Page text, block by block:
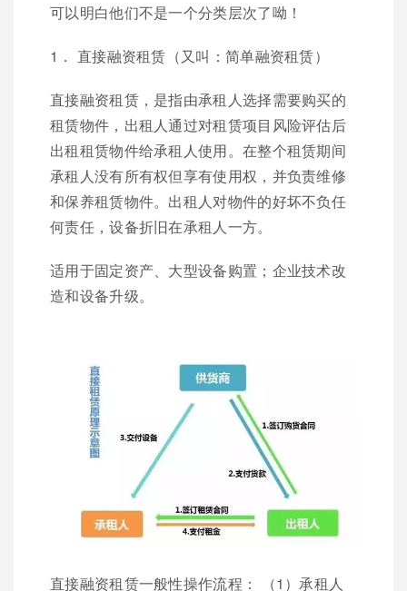
可以明白他们不是一个分类层次了呦！
1． 直接融资租赁（又叫：简单融资租赁）
直接融资租赁，是指由承租人选择需要购买的
租赁物件，出租人通过对租赁项目风险评估后
出租租赁物件给承租人使用。在整个租赁期间
承租人没有所有权但享有使用权，并负责维修
和保养租赁物件。出租人对物件的好坏不负任
何责任，设备折旧在承租人一方。
适用于固定资产、大型设备购置；企业技术改
造和设备升级。
直接融资租赁一般性操作流程： （1）承租人